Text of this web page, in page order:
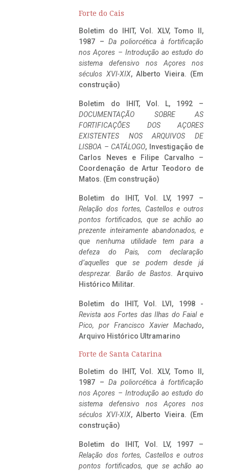
Forte do Cais
Boletim do IHIT, Vol. XLV, Tomo II,
1987 – Da poliorcética à fortificação
nos Açores – Introdução ao estudo do
sistema defensivo nos Açores nos
séculos XVI-XIX, Alberto Vieira. (Em
construção)
Boletim do IHIT, Vol. L, 1992 –
DOCUMENTAÇÃO SOBRE AS
FORTIFICAÇÕES DOS AÇORES
EXISTENTES NOS ARQUIVOS DE
LISBOA – CATÁLOGO, Investigação de
Carlos Neves e Filipe Carvalho –
Coordenação de Artur Teodoro de
Matos. (Em construção)
Boletim do IHIT, Vol. LV, 1997 –
Relação dos fortes, Castellos e outros
pontos fortificados, que se achão ao
prezente inteiramente abandonados, e
que nenhuma utilidade tem para a
defeza do Pais, com declaração
d’aquelles que se podem desde já
desprezar. Barão de Bastos. Arquivo
Histórico Militar.
Boletim do IHIT, Vol. LVI, 1998 -
Revista aos Fortes das Ilhas do Faial e
Pico, por Francisco Xavier Machado,
Arquivo Histórico Ultramarino
Forte de Santa Catarina
Boletim do IHIT, Vol. XLV, Tomo II,
1987 – Da poliorcética à fortificação
nos Açores – Introdução ao estudo do
sistema defensivo nos Açores nos
séculos XVI-XIX, Alberto Vieira. (Em
construção)
Boletim do IHIT, Vol. LV, 1997 –
Relação dos fortes, Castellos e outros
pontos fortificados, que se achão ao